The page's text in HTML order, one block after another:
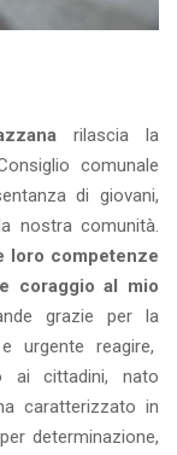
rilascia la
comunale
di giovani,
nostra comunità.
loro competenze
coraggio al mio
grazie per la
urgente reagire,
ai cittadini, nato
caratterizzato in
determinazione,